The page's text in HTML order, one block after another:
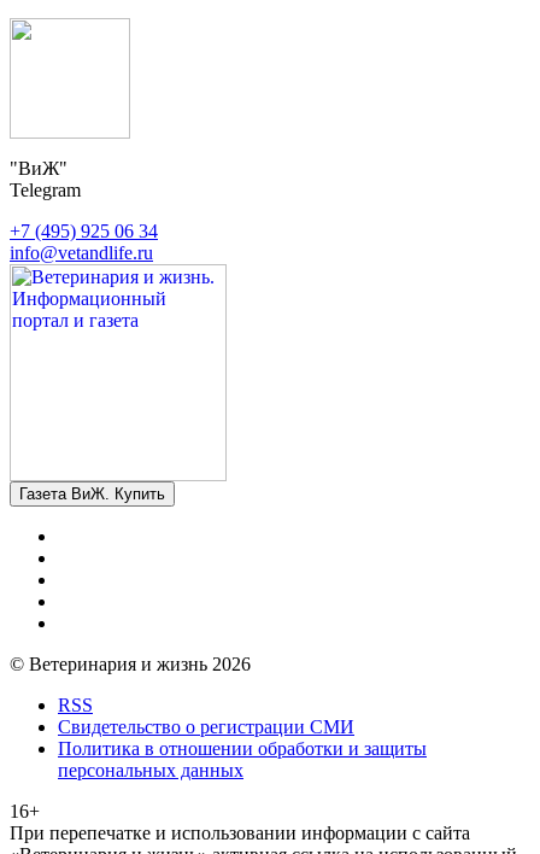
"ВиЖ"
Telegram
+7 (495) 925 06 34
info@vetandlife.ru
Газета ВиЖ. Купить
© Ветеринария и жизнь 2026
RSS
Свидетельство о регистрации СМИ
Политика в отношении обработки и защиты
персональных данных
16+
При перепечатке и использовании информации с сайта